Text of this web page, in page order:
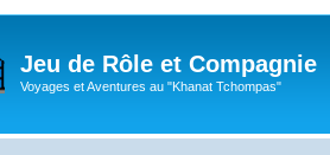
Jeu de Rôle et Compagnie
Voyages et Aventures au "Khanat Tchompas"